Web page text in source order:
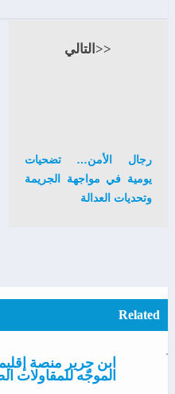
<<التالي
رجال الأمن… تضحيات
يومية في مواجهة الجريمة
وتحديات العدالة
Related
ابن جرير منصة
الموجّه